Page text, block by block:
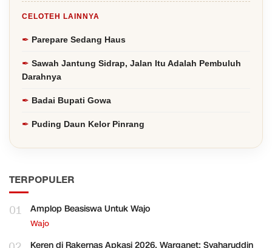
CELOTEH LAINNYA
Parepare Sedang Haus
Sawah Jantung Sidrap, Jalan Itu Adalah Pembuluh
Darahnya
Badai Bupati Gowa
Puding Daun Kelor Pinrang
TERPOPULER
01 Amplop Beasiswa Untuk Wajo
Wajo
Keren di Rakernas Apkasi 2026, Warganet: Syaharuddin